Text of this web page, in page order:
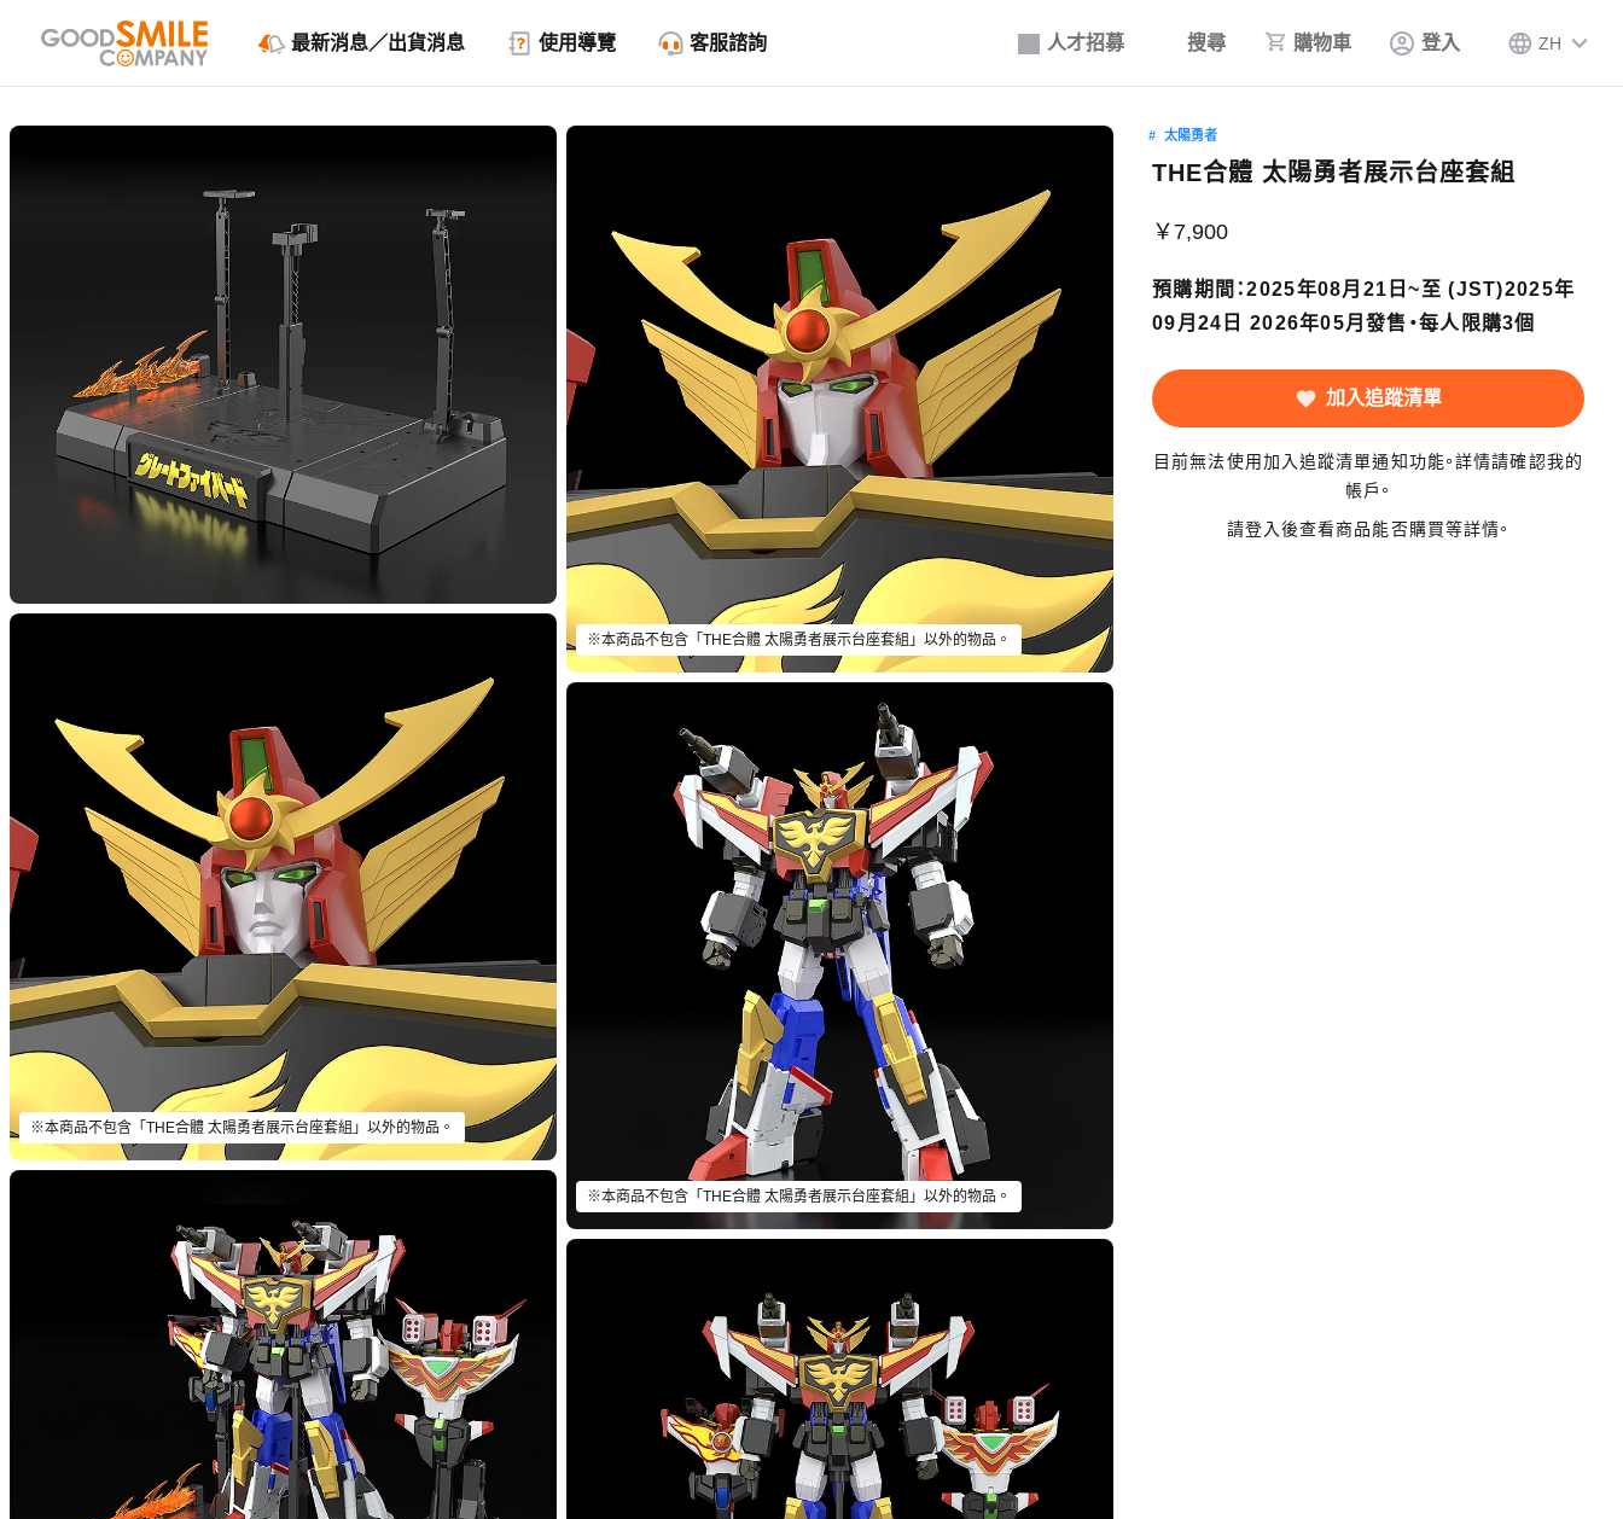
人才招募 搜尋 購物車 登入 ZH
最新消息／出貨消息 使用導覽 客服諮詢
※本商品不包含「THE合體 太陽勇者展示台座套組」以外的物品。
※本商品不包含「THE合體 太陽勇者展示台座套組」以外的物品。
※本商品不包含「THE合體 太陽勇者展示台座套組」以外的物品。
太陽勇者
THE合體 太陽勇者展示台座套組
￥7,900
預購期間：2025年08月21日~至 (JST)2025年
09月24日 2026年05月發售・每人限購3個
加入追蹤清單
目前無法使用加入追蹤清單通知功能。詳情請確認我的
帳戶。
請登入後查看商品能否購買等詳情。